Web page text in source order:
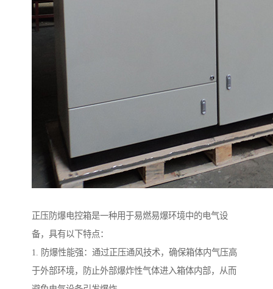
正压防爆电控箱是一种用于易燃易爆环境中的电气设
备，具有以下特点：
1. 防爆性能强：通过正压通风技术，确保箱体内气压高
于外部环境，防止外部爆炸性气体进入箱体内部，从而